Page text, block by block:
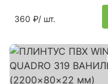
360 ₽/ шт.